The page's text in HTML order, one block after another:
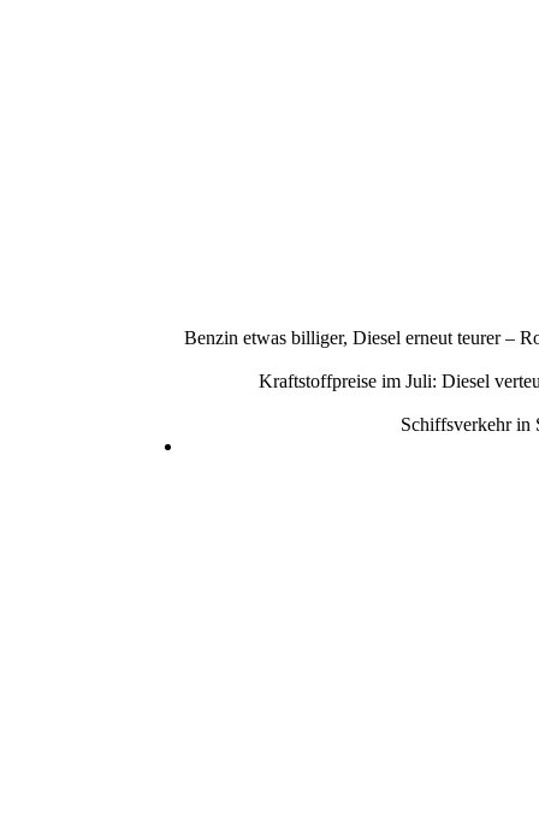
Benzin etwas billiger, Diesel erneut teurer –
Kraftstoffpreise im Juli: Diesel
Schiffsverkehr in